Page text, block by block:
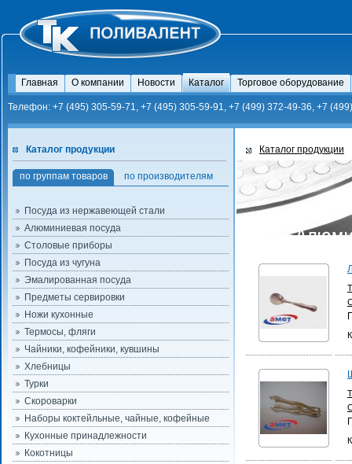
Главная О компании Новости Каталог Торговое оборудование
Телефон: +7 (495) 305-59-71, +7 (495) 305-59-91, +7 (499) 372-49-36, +7
Каталог продукции
по группам товаров по производителям
Посуда из нержавеющей стали
Алюминиевая посуда
Столовые приборы
Посуда из чугуна
Эмалированная посуда
Предметы сервировки
Ножи кухонные
Термосы, фляги
Чайники, кофейники, кувшины
Хлебницы
Турки
Скороварки
Наборы коктейльные, чайные, кофейные
Кухонные принадлежности
Кокотницы
Каталог продукции